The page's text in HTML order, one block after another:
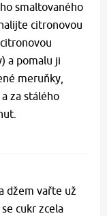
smaltovaného
citronovou
a pomalu ji
meruňky,
za stálého
džem vařte už
cukr zcela